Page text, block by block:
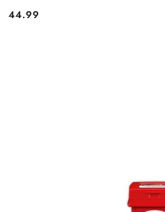
Cena:
44.99